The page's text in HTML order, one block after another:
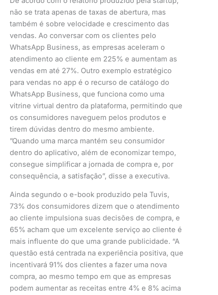
não se trata apenas de taxas de abertura, mas
também é sobre velocidade e crescimento das
vendas. Ao conversar com os clientes pelo
WhatsApp Business, as empresas aceleram o
atendimento ao cliente em 225% e aumentam as
vendas em até 27%. Outro exemplo estratégico
para vendas no app é o recurso de catálogo do
WhatsApp Business, que funciona como uma
vitrine virtual dentro da plataforma, permitindo que
os consumidores naveguem pelos produtos e
tirem dúvidas dentro do mesmo ambiente.
”Quando uma marca mantém seu consumidor
dentro do aplicativo, além de economizar tempo,
consegue simplificar a jornada de compra e, por
consequência, a satisfação”, disse a executiva.
Ainda segundo o e-book produzido pela Tuvis,
73% dos consumidores dizem que o atendimento
ao cliente impulsiona suas decisões de compra, e
65% acham que um excelente serviço ao cliente é
mais influente do que uma grande publicidade. “A
questão está centrada na experiência positiva, que
incentivará 91% dos clientes a fazer uma nova
compra, ao mesmo tempo em que as empresas
podem aumentar as receitas entre 4% e 8% acima